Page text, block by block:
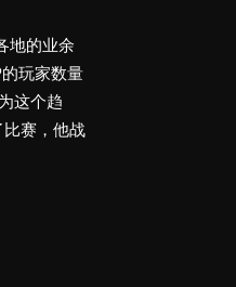
地的业余
玩家数量
这个趋
比赛，他战